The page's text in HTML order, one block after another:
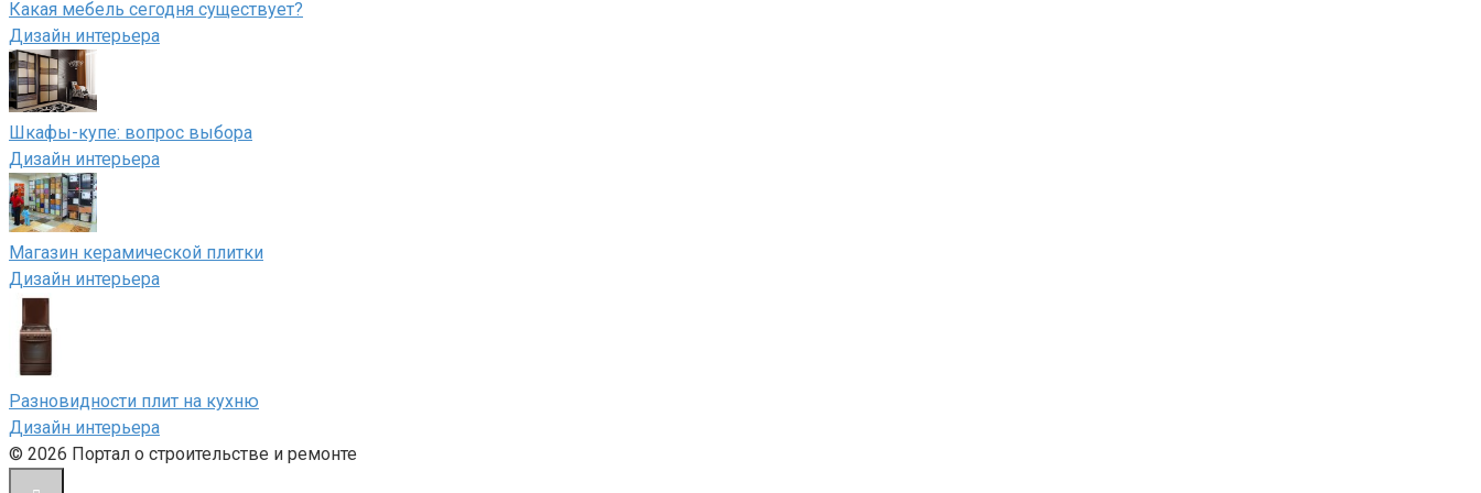
Какая мебель сегодня существует?
Дизайн интерьера
Шкафы-купе: вопрос выбора
Дизайн интерьера
Магазин керамической плитки
Дизайн интерьера
Разновидности плит на кухню
Дизайн интерьера
© 2026 Портал о строительстве и ремонте